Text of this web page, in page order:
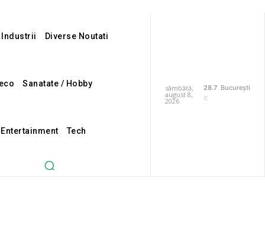
Diverse Noutati
Sanatate / Hobby
Tech
sâmbătă,
august 8,
2026
28.7
C
București